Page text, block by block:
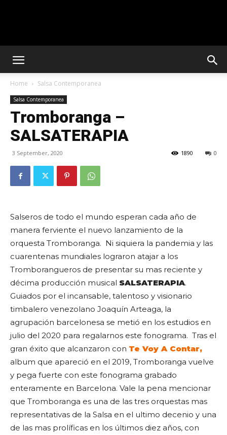
Solar
Club
Home Salsa Contemporanea
Salsa Contemporanea
Tromboranga –
SALSATERAPIA
3 September, 2020 0
1890
Salseros de todo el mundo esperan cada año de
manera ferviente el nuevo lanzamiento de la
orquesta Tromboranga. Ni siquiera la pandemia y las
cuarentenas mundiales lograron atajar a los
Tromborangueros de presentar su mas reciente y
décima producción musical SALSATERAPIA.
Guiados por el incansable, talentoso y visionario
timbalero venezolano Joaquín Arteaga, la
agrupación barcelonesa se metió en los estudios en
julio del 2020 para regalarnos este fonograma. Tras el
gran éxito que alcanzaron con Te Voy A Contar,
album que apareció en el 2019, Tromboranga vuelve
y pega fuerte con este fonograma grabado
enteramente en Barcelona. Vale la pena mencionar
que Tromboranga es una de las tres orquestas mas
representativas de la Salsa en el ultimo decenio y una
de las mas prolíficas en los últimos diez años, con